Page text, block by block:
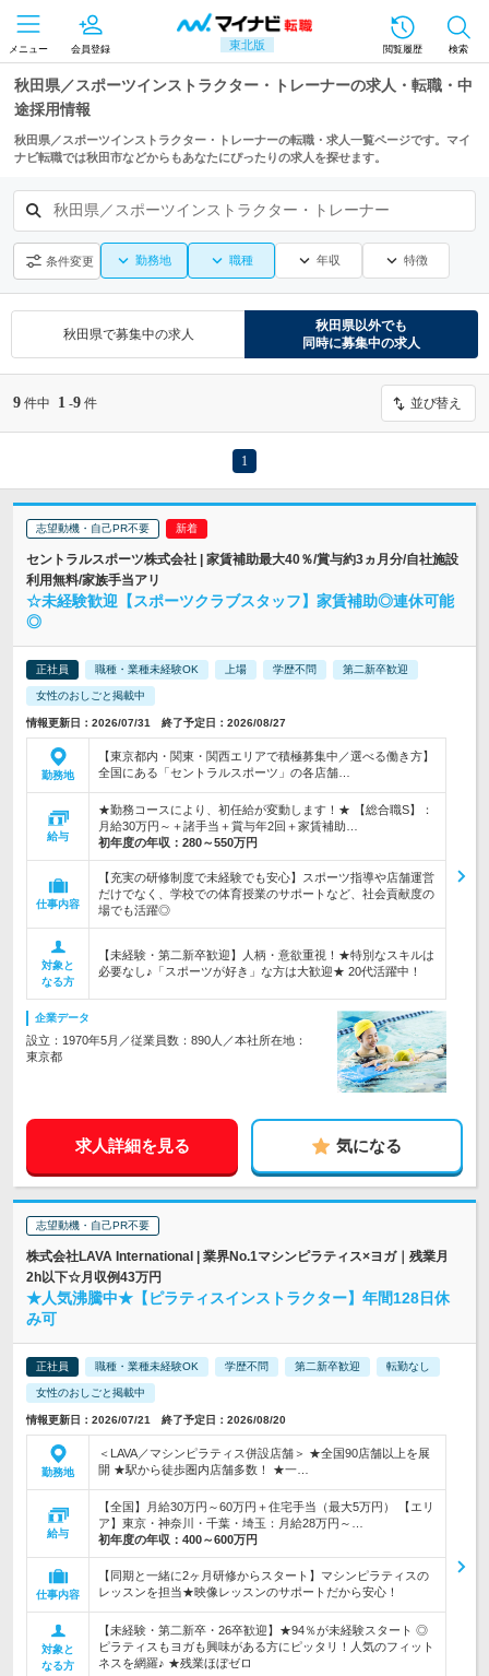
東北版
メニュー 会員登録 閲覧履歴 検索
秋田県／スポーツインストラクター・トレーナーの求人・転職・中
途採用情報
秋田県／スポーツインストラクター・トレーナーの転職・求人一覧ページです。マイ
ナビ転職では秋田市などからもあなたにぴったりの求人を探せます。
秋田県／スポーツインストラクター・トレーナー
条件変更 勤務地 職種 年収 特徴
秋田県で募集中の求人
秋田県以外でも
同時に募集中の求人
9 件中 1 -9 件 並び替え
1
志望動機・自己PR不要
セントラルスポーツ株式会社 | 家賃補助最大40％/賞与約3ヵ月分/自社施設
利用無料/家族手当アリ
☆未経験歓迎【スポーツクラブスタッフ】家賃補助◎連休可能
◎
正社員 職種・業種未経験OK 上場 学歴不問 第二新卒歓迎
女性のおしごと掲載中
情報更新日：2026/07/31 終了予定日：2026/08/27
勤務地
【東京都内・関東・関西エリアで積極募集中／選べる働き方】
全国にある「セントラルスポーツ」の各店舗…
給与
★勤務コースにより、初任給が変動します！★ 【総合職S】：
月給30万円～＋諸手当＋賞与年2回＋家賃補助…
初年度の年収： 280～550万円
仕事内容
【充実の研修制度で未経験でも安心】スポーツ指導や店舗運営
だけでなく、学校での体育授業のサポートなど、社会貢献度の
場でも活躍◎
対象と
なる方
【未経験・第二新卒歓迎】人柄・意欲重視！★特別なスキルは
必要なし♪「スポーツが好き」な方は大歓迎★ 20代活躍中！
企業データ
設立：1970年5月／従業員数：890人／本社所在地：
東京都
求人詳細を見る 気になる
志望動機・自己PR不要
株式会社LAVA International | 業界No.1マシンピラティス×ヨガ｜残業月
2h以下☆月収例43万円
★人気沸騰中★【ピラティスインストラクター】年間128日休
み可
正社員 職種・業種未経験OK 学歴不問 第二新卒歓迎 転勤なし
女性のおしごと掲載中
情報更新日：2026/07/21 終了予定日：2026/08/20
勤務地
＜LAVA／マシンピラティス併設店舗＞ ★全国90店舗以上を展
開 ★駅から徒歩圏内店舗多数！ ★一…
給与
【全国】月給30万円～60万円＋住宅手当（最大5万円） 【エリ
ア】東京・神奈川・千葉・埼玉：月給28万円～…
初年度の年収： 400～600万円
仕事内容
【同期と一緒に2ヶ月研修からスタート】マシンピラティスの
レッスンを担当★映像レッスンのサポートだから安心！
対象と
なる方
【未経験・第二新卒・26卒歓迎】★94％が未経験スタート ◎
ピラティスもヨガも興味がある方にピッタリ！人気のフィット
ネスを網羅♪ ★残業ほぼゼロ